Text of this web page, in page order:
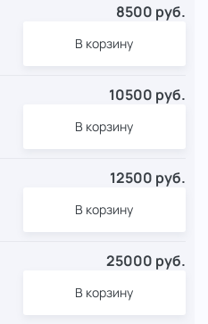
8500 руб.
В корзину
10500 руб.
В корзину
12500 руб.
В корзину
25000 руб.
В корзину